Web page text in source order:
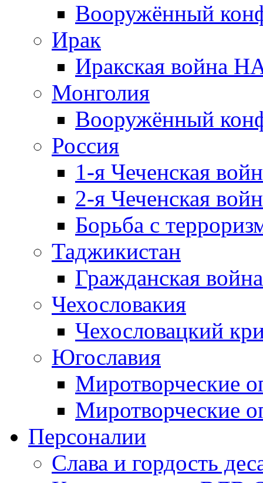
Вооружённый
Ирак
Иракская война
Монголия
Вооружённый
Россия
1-я Чеченская
2-я Чеченская
Борьба с
Таджикистан
Гражданская
Чехословакия
Чехословацкий
Югославия
Миротворческие
Миротворческие
Персоналии
Слава и гордость